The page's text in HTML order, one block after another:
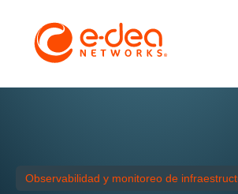
Observabilidad y monitoreo de